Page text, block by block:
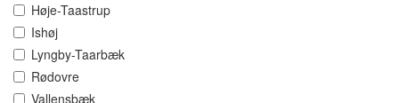
Høje-Taastrup
Ishøj
Lyngby-Taarbæk
Rødovre
Vallensbæk